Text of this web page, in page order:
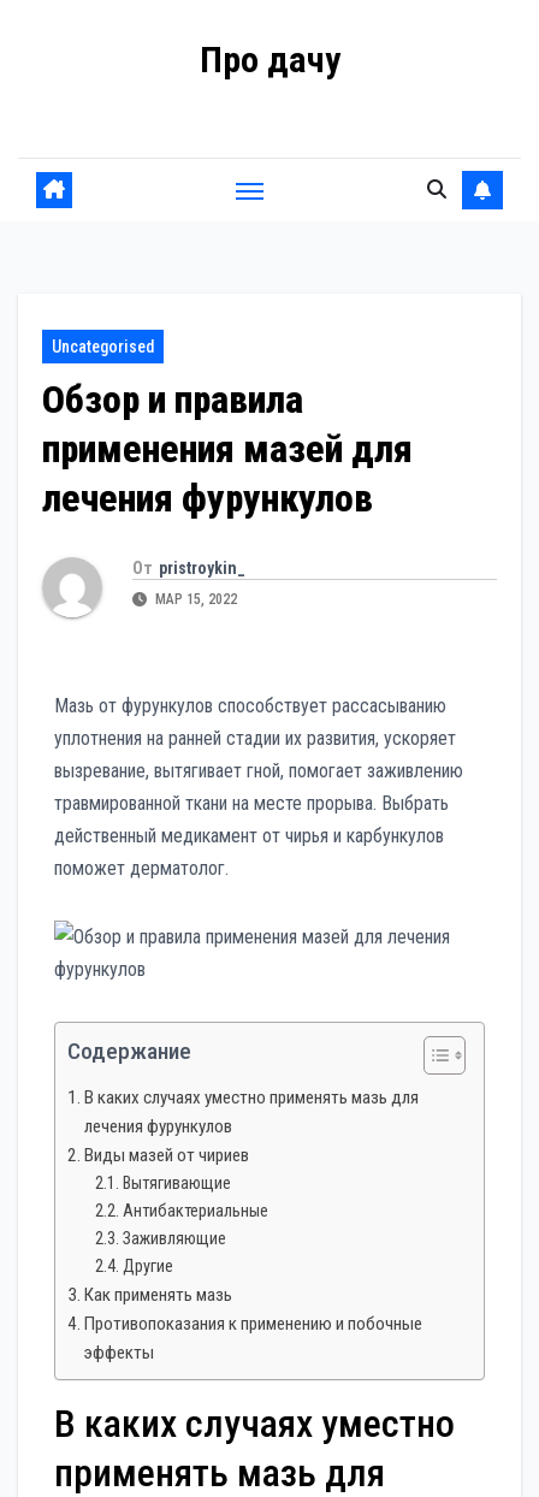
Про дачу
Uncategorised
Обзор и правила
применения мазей для
лечения фурункулов
От pristroykin_
МАР 15, 2022
Мазь от фурункулов способствует рассасыванию
уплотнения на ранней стадии их развития, ускоряет
вызревание, вытягивает гной, помогает заживлению
травмированной ткани на месте прорыва. Выбрать
действенный медикамент от чирья и карбункулов
поможет дерматолог.
Содержание
В каких случаях уместно применять мазь для
лечения фурункулов
Виды мазей от чириев
Вытягивающие
Антибактериальные
Заживляющие
Другие
Как применять мазь
Противопоказания к применению и побочные
эффекты
В каких случаях уместно
применять мазь для